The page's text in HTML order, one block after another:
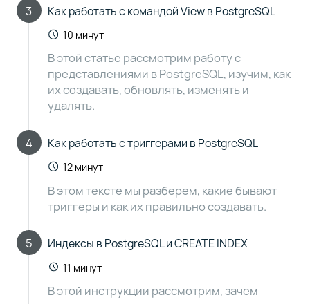
3 Как работать с командой View в PostgreSQL
10 минут
В этой статье рассмотрим работу с
представлениями в PostgreSQL, изучим, как
их создавать, обновлять, изменять и
удалять.
4 Как работать с триггерами в PostgreSQL
12 минут
В этом тексте мы разберем, какие бывают
триггеры и как их правильно создавать.
5 Индексы в PostgreSQL и CREATE INDEX
11 минут
В этой инструкции рассмотрим, зачем